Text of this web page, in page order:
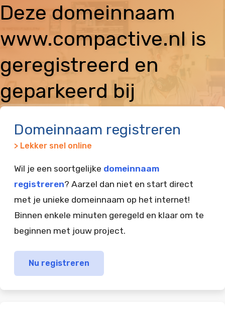
Deze domeinnaam
www.compactive.nl is
geregistreerd en
geparkeerd bij
Domeinnaam registreren
> Lekker snel online
Wil je een soortgelijke domeinnaam
registreren? Aarzel dan niet en start direct
met je unieke domeinnaam op het internet!
Binnen enkele minuten geregeld en klaar om te
beginnen met jouw project.
Nu registreren